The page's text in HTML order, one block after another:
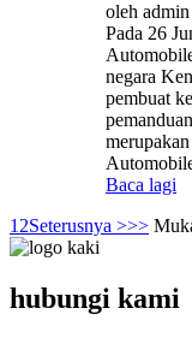
oleh
Pada 26
negara
pembuat
Baca lagi
1 2Seterusnya >>>
hubungi kami